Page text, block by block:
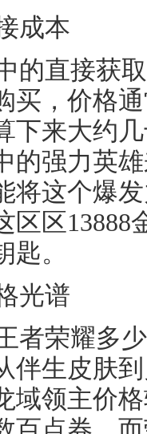
成本
的直接获
买，价格
下来大约
的强力英
将这个爆
区区13888
。
光谱
者荣耀多
伴生皮肤
域领主价